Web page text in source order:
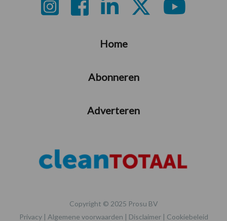
Home
Abonneren
Adverteren
Copyright © 2025 Prosu BV
Privacy| Algemene voorwaarden | Disclaimer| Cookiebeleid